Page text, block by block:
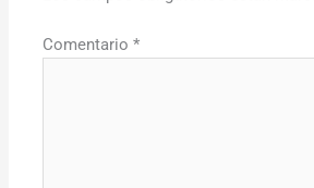
Comentario*